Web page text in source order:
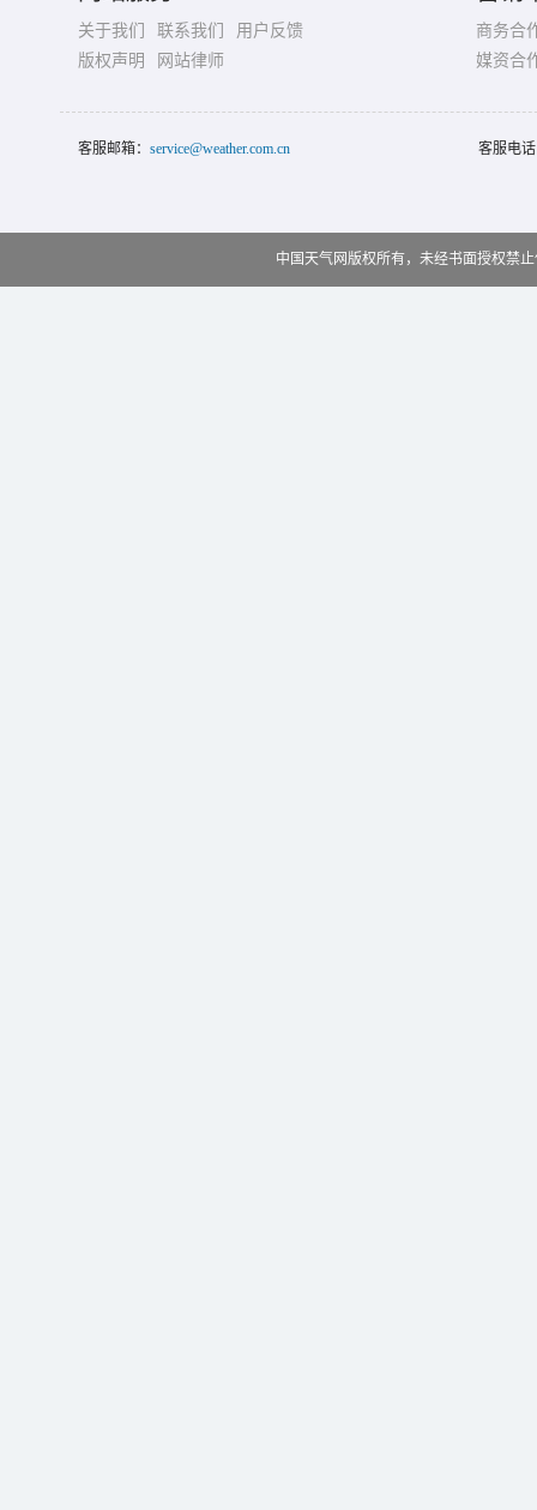
关于我们 联系我们
用户反馈
版权声明
网站律师
商务合
媒资合
客服邮箱： service@weather.com.cn 客服电
中国天气网版权所有，未经书面授权